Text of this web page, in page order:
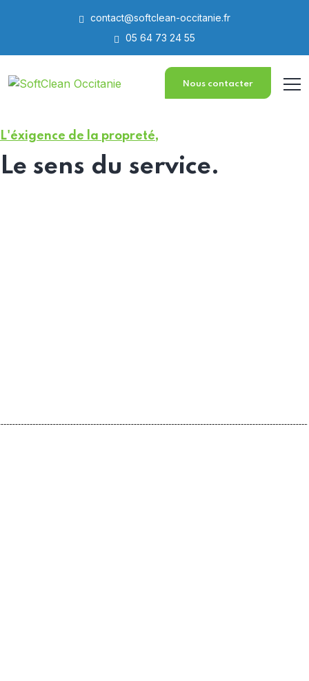
contact@softclean-occitanie.fr
05 64 73 24 55
Nous contacter
L'éxigence de la propreté,
Le sens du service.